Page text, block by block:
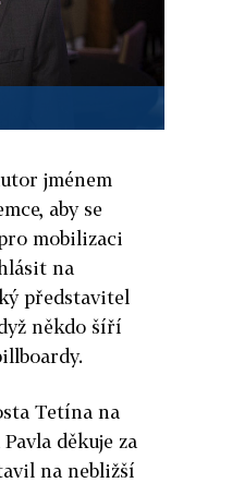
jménem
aby se
mobilizaci
na
představitel
někdo šíří
Tetína na
děkuje za
na nebližší